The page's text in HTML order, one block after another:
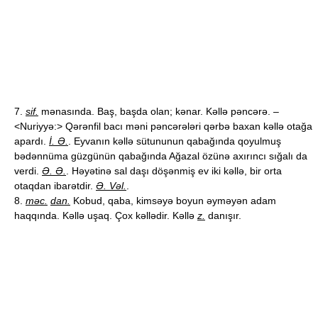
7. sif. mənasında. Baş, başda olan; kənar. Kəllə pəncərə. –
<Nuriyyə:> Qərənfil bacı məni pəncərələri qərbə baxan kəllə otağa
apardı. İ. Ə.
. Eyvanın kəllə sütununun qabağında qoyulmuş
bədənnüma güzgünün qabağında Ağazal özünə axırıncı sığalı da
verdi. Ə. Ə.
. Həyətinə sal daşı döşənmiş ev iki kəllə, bir orta
otaqdan ibarətdir. Ə. Vəl.
8. məc. dan. Kobud, qaba, kimsəyə boyun əyməyən adam
haqqında. Kəllə uşaq. Çox kəllədir. Kəllə z. danışır.